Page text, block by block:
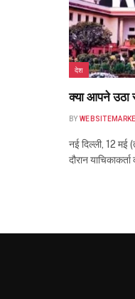
देश
क्या आपने उठा
BY
नई दिल्ली, 12 मई
दौरान